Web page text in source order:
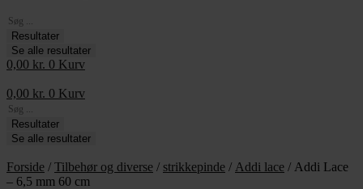
Search
...Resultater
Se alle resultater
0,00 kr. 0 Kurv
0,00 kr. 0 Kurv
Search
...Resultater
Se alle resultater
Forside / Tilbehør og diverse / strikkepinde / Addi lace / Addi Lace
– 6,5 mm 60 cm